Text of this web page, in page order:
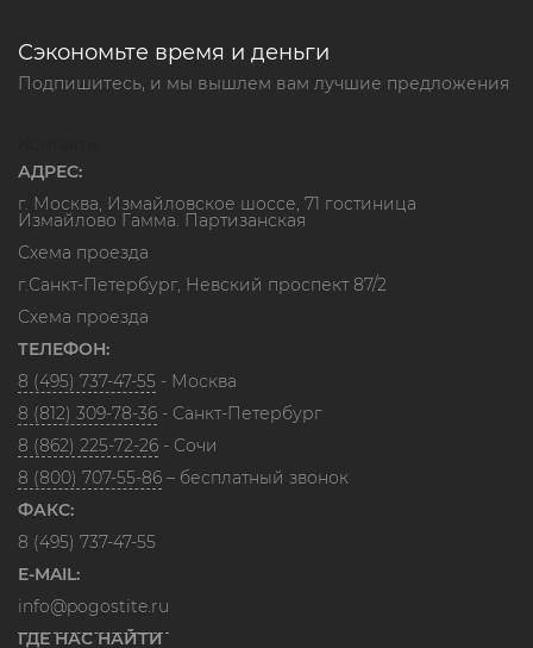
Сэкономьте время и деньги
Подпишитесь, и мы вышлем вам лучшие предложения
АДРЕС:
г. Москва, Измайловское шоссе, 71 гостиница
Измайлово Гамма. Партизанская
Схема проезда
г.Санкт-Петербург, Невский проспект 87/2
Схема проезда
ТЕЛЕФОН:
8 (495) 737-47-55 - Москва
8 (812) 309-78-36 - Санкт-Петербург
8 (862) 225-72-26 - Сочи
8 (800) 707-55-86 – бесплатный звонок
ФАКС:
8 (495) 737-47-55
E-MAIL:
info@pogostite.ru
ГДЕ НАС НАЙТИ